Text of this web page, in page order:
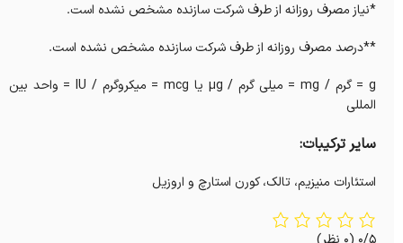
*نیاز مصرف روزانه از طرف شرکت سازنده مشخص نشده است.
**درصد مصرف روزانه از طرف شرکت سازنده مشخص نشده است.
g = گرم / mg = میلی گرم / µg یا mcg = میکروگرم / IU = واحد بین
المللی
سایر ترکیبات:
استئارات منیزیم، تالک، کورن استارچ و اروزیل